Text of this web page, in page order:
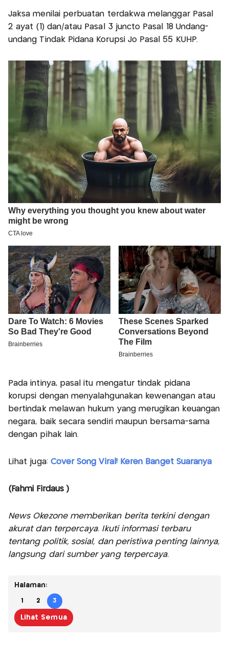
Jaksa menilai perbuatan terdakwa melanggar Pasal
2 ayat (1) dan/atau Pasal 3 juncto Pasal 18 Undang-
undang Tindak Pidana Korupsi Jo Pasal 55 KUHP.
Pada intinya, pasal itu mengatur tindak pidana
korupsi dengan menyalahgunakan kewenangan atau
bertindak melawan hukum yang merugikan keuangan
negara, baik secara sendiri maupun bersama-sama
dengan pihak lain.
Lihat juga: Cover Song Viral! Keren Banget Suaranya
(Fahmi Firdaus )
News Okezone memberikan berita terkini dengan
akurat dan terpercaya. Ikuti informasi terbaru
tentang politik, sosial, dan peristiwa penting lainnya,
langsung dari sumber yang terpercaya.
Halaman:
1 2 3
Lihat Semua